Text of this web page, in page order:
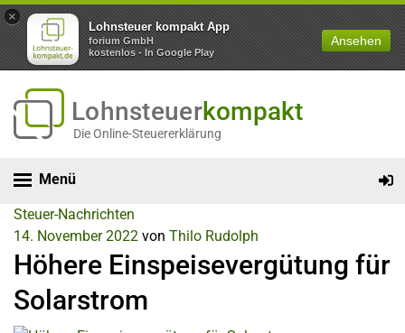
×
Lohnsteuer kompakt App
forium GmbH
kostenlos - In Google Play
Ansehen
Lohnsteuerkompakt
Die Online-Steuererklärung
Menü
Steuer-Nachrichten
14. November 2022 von Thilo Rudolph
Höhere Einspeisevergütung für
Solarstrom